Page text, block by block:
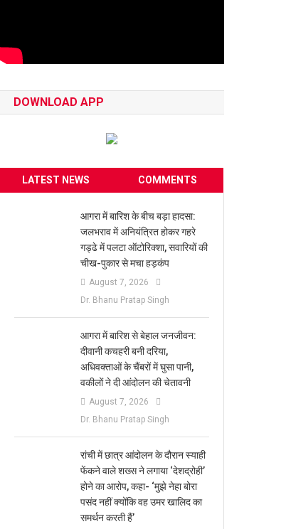
DOWNLOAD APP
LATEST NEWS COMMENTS
आगरा में बारिश के बीच बड़ा हादसा:
जलभराव में अनियंत्रित होकर गहरे
गड्ढे में पलटा ऑटोरिक्शा, सवारियों की
चीख-पुकार से मचा हड़कंप
August 7, 2026
Dr. Bhanu Pratap Singh
आगरा में बारिश से बेहाल जनजीवन:
दीवानी कचहरी बनी दरिया,
अधिवक्ताओं के चैंबरों में घुसा पानी,
वकीलों ने दी आंदोलन की चेतावनी
August 7, 2026
Dr. Bhanu Pratap Singh
रांची में छात्र आंदोलन के दौरान स्याही
फेंकने वाले शख्स ने लगाया ‘देशद्रोही’
होने का आरोप, कहा- ‘मुझे नेहा बोरा
पसंद नहीं क्योंकि वह उमर खालिद का
समर्थन करती हैं’